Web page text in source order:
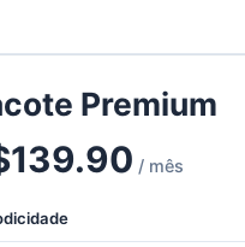
Premium
139.90 / mês